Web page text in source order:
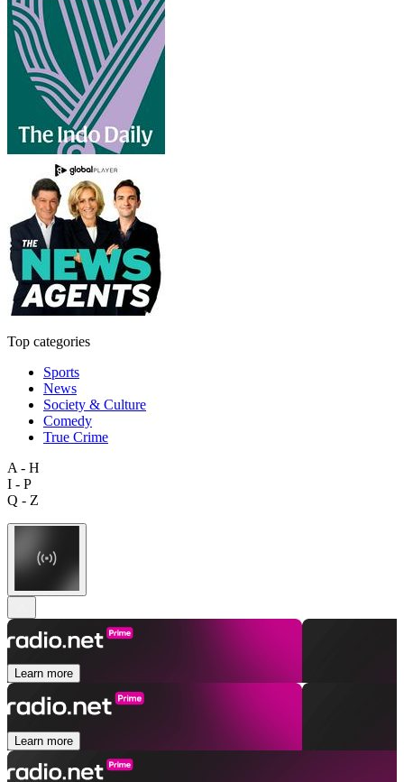
Top categories
Sports
News
Society & Culture
Comedy
True Crime
A - H
I - P
Q - Z
Learn more
Learn more